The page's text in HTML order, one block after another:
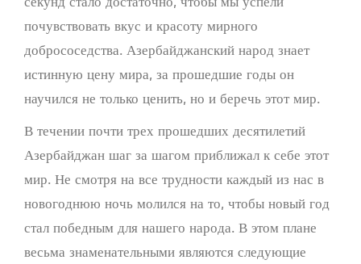
почувствовать вкус и красоту мирного
добрососедства. Азербайджанский народ знает
истинную цену мира, за прошедшие годы он
научился не только ценить, но и беречь этот мир.
В течении почти трех прошедших десятилетий
Азербайджан шаг за шагом приближал к себе этот
мир. Не смотря на все трудности каждый из нас в
новогоднюю ночь молился на то, чтобы новый год
стал победным для нашего народа. В этом плане
весьма знаменательными являются следующие